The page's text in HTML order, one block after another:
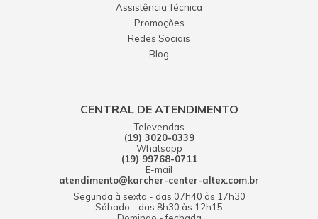
Assistência Técnica
Promoções
Redes Sociais
Blog
CENTRAL DE ATENDIMENTO
Televendas
(19) 3020-0339
Whatsapp
(19) 99768-0711
E-mail
atendimento@karcher-center-altex.com.br
Segunda à sexta - das 07h40 às 17h30
Sábado - das 8h30 às 12h15